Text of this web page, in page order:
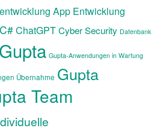
App Entwicklung
C#ChatGPTCyber Security Datenbank
Gupta Gupta-Anwendungen in Wartung
Übernahme Gupta
Team